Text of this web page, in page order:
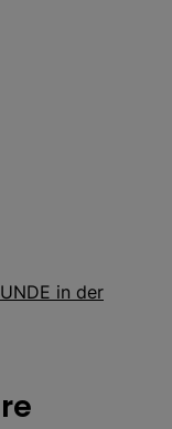
in der